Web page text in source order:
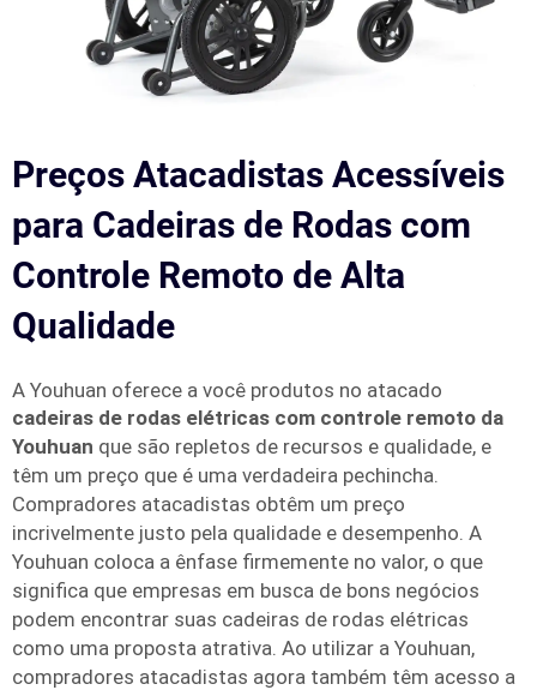
Preços Atacadistas Acessíveis
para Cadeiras de Rodas com
Controle Remoto de Alta
Qualidade
A Youhuan oferece a você produtos no atacado
cadeiras de rodas elétricas com controle remoto da
Youhuan que são repletos de recursos e qualidade, e
têm um preço que é uma verdadeira pechincha.
Compradores atacadistas obtêm um preço
incrivelmente justo pela qualidade e desempenho. A
Youhuan coloca a ênfase firmemente no valor, o que
significa que empresas em busca de bons negócios
podem encontrar suas cadeiras de rodas elétricas
como uma proposta atrativa. Ao utilizar a Youhuan,
compradores atacadistas agora também têm acesso a